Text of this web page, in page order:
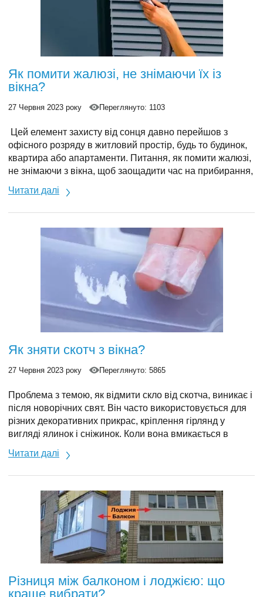
Як помити жалюзі, не знімаючи їх із
вікна?
27 Червня 2023 року Переглянуто: 1103
Цей елемент захисту від сонця давно перейшов з
офісного розряду в житловий простір, будь то будинок,
квартира або апартаменти. Питання, як помити жалюзі,
не знімаючи з вікна, щоб заощадити час на прибирання,
застосовуються на балконах, лоджіях, у альтанках, на
Читати далі
Як зняти скотч з вікна?
27 Червня 2023 року Переглянуто: 5865
Проблема з темою, як відмити скло від скотча, виникає і
після новорічних свят. Він часто використовується для
різних декоративних прикрас, кріплення гірлянд у
вигляді ялинок і сніжинок. Коли вона вмикається в
поверхонь після завершення святкових днів стає
Читати далі
Різниця між балконом і лоджією: що
краще вибрати?